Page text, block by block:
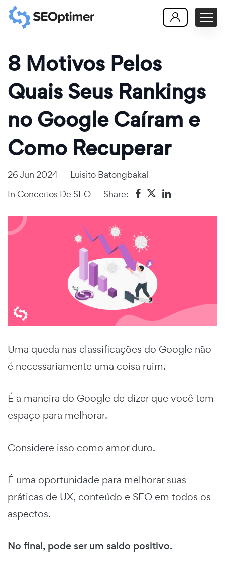
8 Motivos Pelos
Quais Seus Rankings
no Google Caíram e
Como Recuperar
26 Jun 2024
Luisito Batongbakal
In Conceitos De SEO Share:
Uma queda nas classificações do Google não
é necessariamente uma coisa ruim.
É a maneira do Google de dizer que você tem
espaço para melhorar.
Considere isso como amor duro.
É uma oportunidade para melhorar suas
práticas de UX, conteúdo e SEO em todos os
aspectos.
No final, pode ser um saldo positivo.